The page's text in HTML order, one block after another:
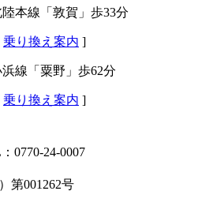
陸本線「敦賀」歩33分
乗り換え案内 ]
浜線「粟野」歩62分
乗り換え案内 ]
0770-24-0007
第001262号